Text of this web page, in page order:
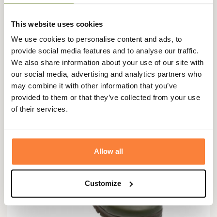
This website uses cookies
We use cookies to personalise content and ads, to
provide social media features and to analyse our traffic.
We also share information about your use of our site with
our social media, advertising and analytics partners who
may combine it with other information that you’ve
provided to them or that they’ve collected from your use
of their services.
Allow all
Customize
Chaussures Mouflon 2.0 Extreme 12" Le Chameau
449,95 €